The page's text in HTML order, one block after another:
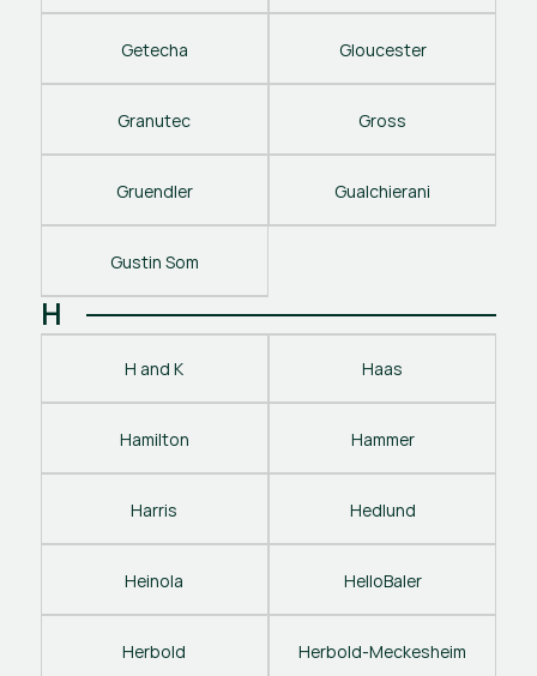
Getecha Gloucester
Granutec Gross
Gruendler Gualchierani
Gustin Som
H
H and K Haas
Hamilton Hammer
Harris Hedlund
Heinola HelloBaler
Herbold Herbold-Meckesheim